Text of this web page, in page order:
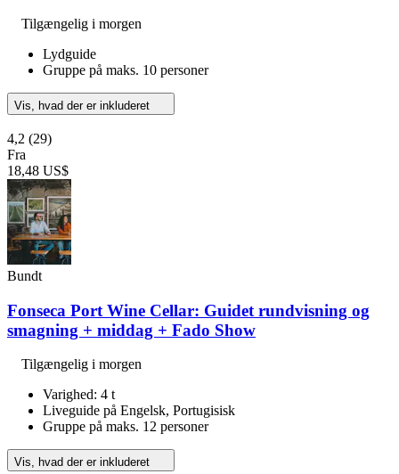
Tilgængelig i morgen
Lydguide
Gruppe på maks. 10 personer
Vis, hvad der er inkluderet
4,2 (29)
Fra
18,48 US$
Bundt
Fonseca Port Wine Cellar: Guidet rundvisning og
smagning + middag + Fado Show
Tilgængelig i morgen
Varighed: 4 t
Liveguide på Engelsk, Portugisisk
Gruppe på maks. 12 personer
Vis, hvad der er inkluderet